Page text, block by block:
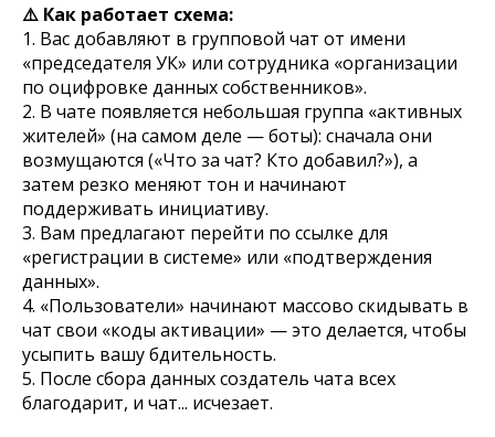
⚠️ Как работает схема:
1. Вас добавляют в групповой чат от имени
«председателя УК» или сотрудника «организации
по оцифровке данных собственников».
2. В чате появляется небольшая группа «активных
жителей» (на самом деле — боты): сначала они
возмущаются («Что за чат? Кто добавил?»), а
затем резко меняют тон и начинают
поддерживать инициативу.
3. Вам предлагают перейти по ссылке для
«регистрации в системе» или «подтверждения
данных».
4. «Пользователи» начинают массово скидывать в
чат свои «коды активации» — это делается, чтобы
усыпить вашу бдительность.
5. После сбора данных создатель чата всех
благодарит, и чат... исчезает.